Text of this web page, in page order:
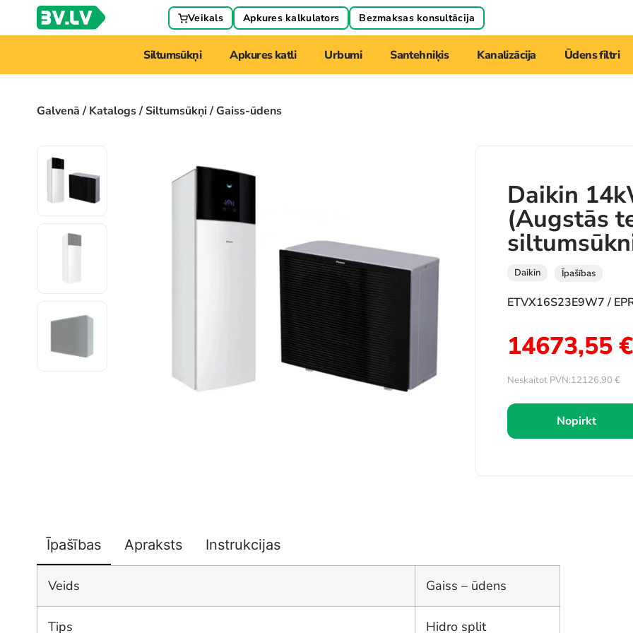
Veikals Apkures kalkulators Bezmaksas konsultācija
Siltumsūkņi Apkures katli Urbumi Santehniķis Kanalizācija Ūdens filtri
Galvenā/Katalogs/Siltumsūkņi/ Gaiss-ūdens
Daikin
(Augstās
Daikin Īpašības
ETVX16S23E9W7 /
14673,55€
Neskaitot PVN:12126,90 €
Nopirkt
Īpašības Apraksts Instrukcijas
Veids Gaiss – ūdens
Tips Hidro split